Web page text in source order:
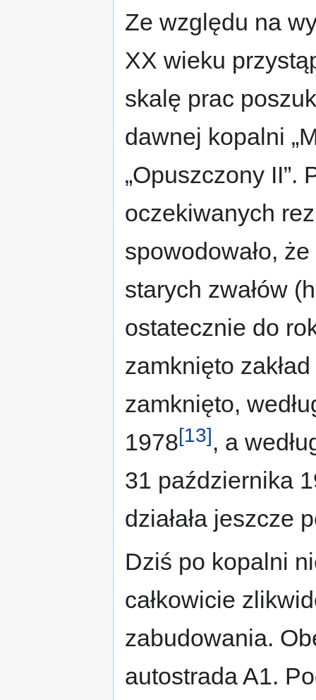
Ze względu na
XX wieku
skalę prac
dawnej kopalni
„Opuszczony II”.
oczekiwanych
spowodowało,
starych zwałów
ostatecznie do
zamknięto
zamknięto,
1978[13], a
31 października
działała jeszcze
Dziś po kopalni
całkowicie
zabudowania.
autostrada A1.